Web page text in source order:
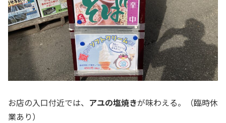
お店の入口付近では、 アユの塩焼きが味わえる。（臨時休
業あり）